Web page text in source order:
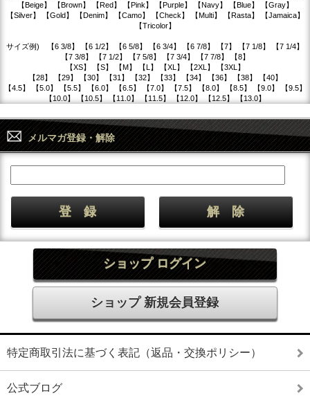
【Beige】 【Brown】 【Red】 【Pink】 【Purple】 【Navy】 【Blue】 【Gray】
【Silver】 【Gold】 【Denim】 【Camo】 【Check】 【Multi】 【Rasta】 【Jamaica】
【Tricolor】
サイズ例) 【6 3/8】 【6 1/2】 【6 5/8】 【6 3/4】 【6 7/8】 【7】 【7 1/8】 【7 1/4】
【7 3/8】 【7 1/2】 【7 5/8】 【7 3/4】 【7 7/8】 【8】
【XS】 【S】 【M】 【L】 【XL】 【2XL】 【3XL】
【28】 【29】 【30】 【31】 【32】 【33】 【34】 【36】 【38】 【40】
【4.5】 【5.0】 【5.5】 【6.0】 【6.5】 【7.0】 【7.5】 【8.0】 【8.5】 【9.0】 【9.5】
【10.0】 【10.5】 【11.0】 【11.5】 【12.0】 【12.5】 【13.0】
メルマガ登録・解除
ショップ ログイン
ショップ 新規会員登録
特定商取引法に基づく表記（返品・交換ポリシー）
公式ブログ